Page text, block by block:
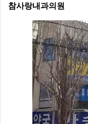
참사랑내과의원